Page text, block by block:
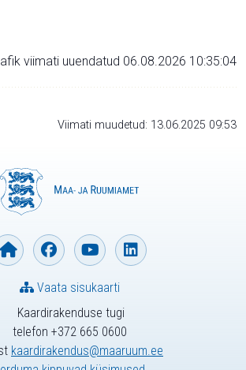
viimati uuendatud 06.08.2026 10:35:04
Viimati muudetud: 13.06.2025 09:53
Kaardirakenduse tugi
telefon +372 665 0600
kaardirakendus@maaruum.ee
Vaata sisukaarti